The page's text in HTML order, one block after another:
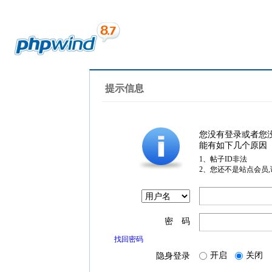
提示信息
您没有登录或者您
能有如下几个原因
1、帖子ID非法
2、您还不是站点会员
密 码
找回密码
隐身登录 开启 关闭